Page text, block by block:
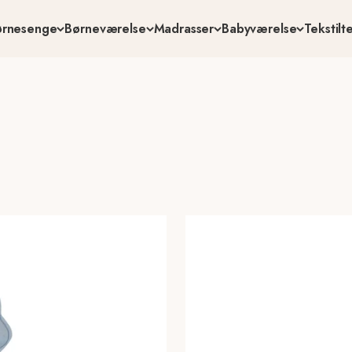
Børneværelse Madrasser Babyværelse